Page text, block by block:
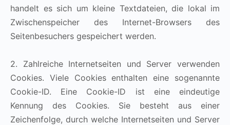
handelt es sich um kleine Textdateien, die lokal im
Zwischenspeicher des Internet-Browsers des
Seitenbesuchers gespeichert werden.
2. Zahlreiche Internetseiten und Server verwenden
Cookies. Viele Cookies enthalten eine sogenannte
Cookie-ID. Eine Cookie-ID ist eine eindeutige
Kennung des Cookies. Sie besteht aus einer
Zeichenfolge, durch welche Internetseiten und Server